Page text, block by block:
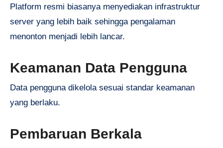
Platform resmi biasanya menyediakan infrastruktur
server yang lebih baik sehingga pengalaman
menonton menjadi lebih lancar.
Keamanan Data Pengguna
Data pengguna dikelola sesuai standar keamanan
yang berlaku.
Pembaruan Berkala